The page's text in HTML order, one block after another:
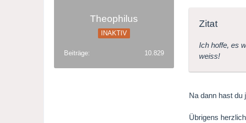
Theophilus
INAKTIV
Beiträge 10.829
Zitat
Ich hoffe, es
weiss!
Na dann hast du
Übrigens